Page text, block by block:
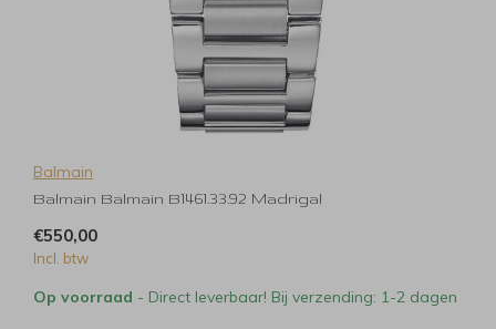
Balmain
Balmain Balmain B1461.33.92 Madrigal
€550,00
Incl. btw
Op voorraad - Direct leverbaar! Bij verzending: 1-2 dagen